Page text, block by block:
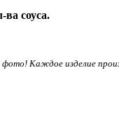
соуса.
Каждое изделие